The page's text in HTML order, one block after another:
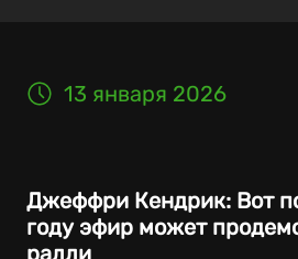
13 января 2026
Джеффри Кендрик: Вот
году эфир может
ралли